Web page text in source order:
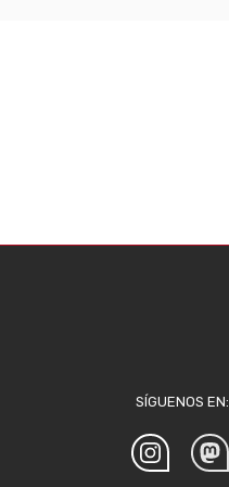
SÍGUENOS EN: